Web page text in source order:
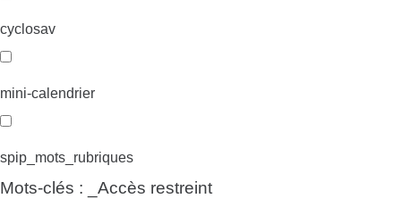
cyclosav
mini-calendrier
spip_mots_rubriques
Mots-clés : _Accès restreint